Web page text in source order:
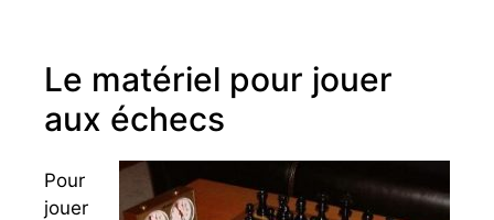
Le matériel pour jouer
aux échecs
Pour
jouer